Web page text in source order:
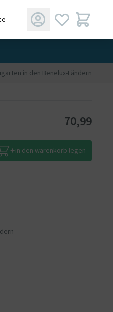
in den Benelux-Ländern
70,99
in den warenkorb legen